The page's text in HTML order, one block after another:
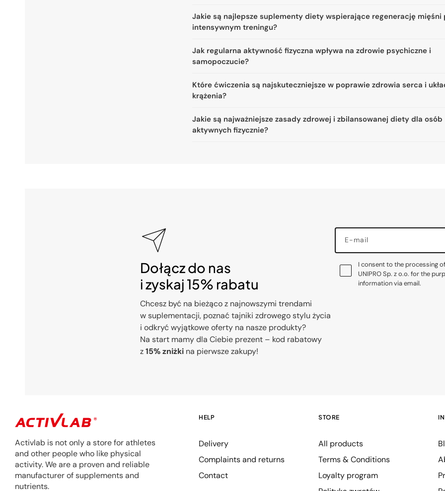
Jakie są najlepsze suplementy diety wspierające regenerację mięśni
intensywnym treningu?
Jak regularna aktywność fizyczna wpływa na zdrowie psychiczne i
samopoczucie?
Które ćwiczenia są najskuteczniejsze w poprawie zdrowia serca i
krążenia?
Jakie są najważniejsze zasady zdrowej i zbilansowanej diety dla osób
aktywnych fizycznie?
Dołącz do nas
i zyskaj 15% rabatu
Chcesz być na bieżąco z najnowszymi trendami
w suplementacji, poznać tajniki zdrowego stylu życia
i odkryć wyjątkowe oferty na nasze produkty?
Na start mamy dla Ciebie prezent – kod rabatowy
z15% zniżki na pierwsze zakupy!
E-mail
I consent to the processing
UNIPRO Sp. z o.o. for the
information via email.
Activlab is not only a store for athletes
and other people who like physical
activity. We are a proven and reliable
manufacturer of supplements and
nutrients.
HELP
Delivery
Complaints and returns
Contact
STORE
All products
Terms & Conditions
Loyalty program